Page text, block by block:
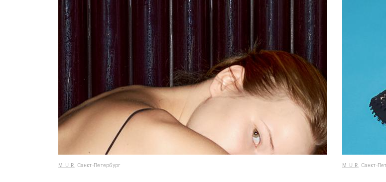
M_U_R , Санкт-Петербург M_U_R , Санкт-